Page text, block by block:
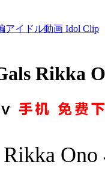
アイドル動画 Idol Clip
Rikka
Rikka